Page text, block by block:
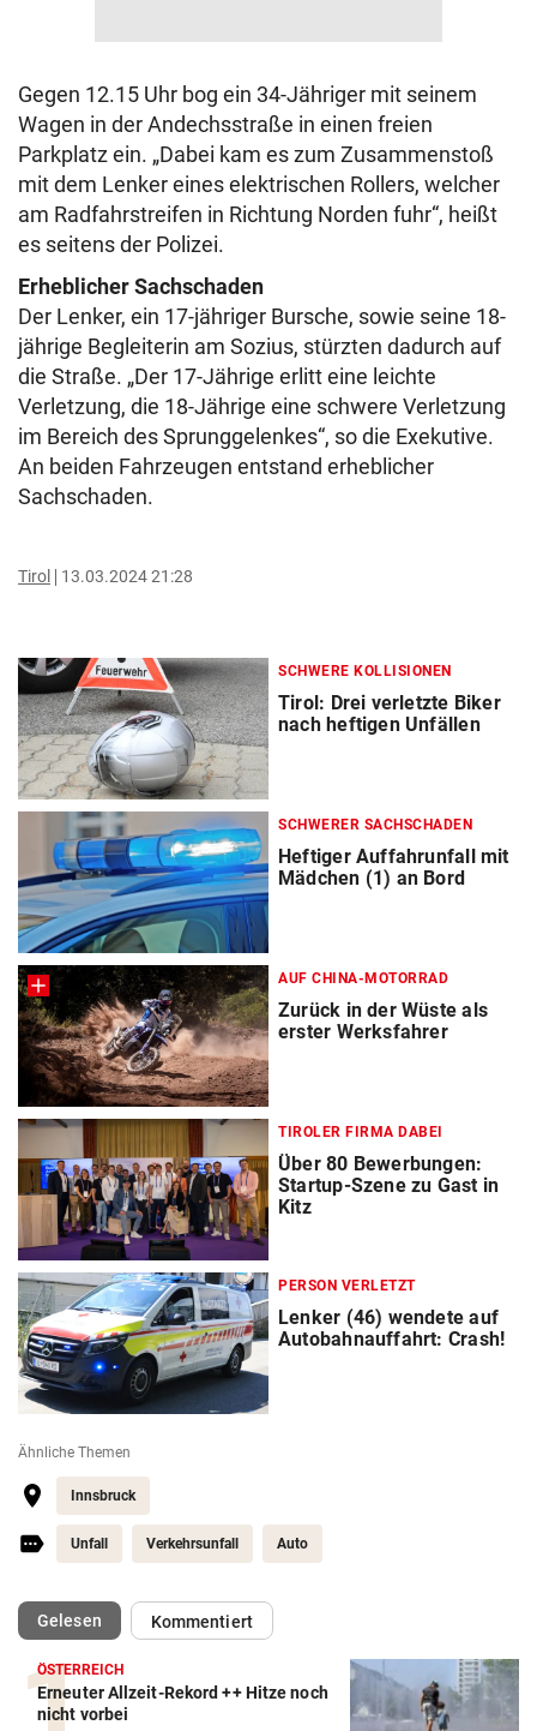
Gegen 12.15 Uhr bog ein 34-Jähriger mit seinem
Wagen in der Andechsstraße in einen freien
Parkplatz ein. „Dabei kam es zum Zusammenstoß
mit dem Lenker eines elektrischen Rollers, welcher
am Radfahrstreifen in Richtung Norden fuhr“, heißt
es seitens der Polizei.
Erheblicher Sachschaden
Der Lenker, ein 17-jähriger Bursche, sowie seine 18-
jährige Begleiterin am Sozius, stürzten dadurch auf
die Straße. „Der 17-Jährige erlitt eine leichte
Verletzung, die 18-Jährige eine schwere Verletzung
im Bereich des Sprunggelenkes“, so die Exekutive.
An beiden Fahrzeugen entstand erheblicher
Sachschaden.
Tirol 13.03.2024 21:28
SCHWERE KOLLISIONEN
Tirol: Drei verletzte Biker
nach heftigen Unfällen
SCHWERER SACHSCHADEN
Heftiger Auffahrunfall mit
Mädchen (1) an Bord
AUF CHINA-MOTORRAD
Zurück in der Wüste als
erster Werksfahrer
TIROLER FIRMA DABEI
Über 80 Bewerbungen:
Startup-Szene zu Gast in
Kitz
PERSON VERLETZT
Lenker (46) wendete auf
Autobahnauffahrt: Crash!
Ähnliche Themen
Innsbruck
Unfall Verkehrsunfall Auto
Gelesen(ausgewählt)Kommentiert
ÖSTERREICH
Erneuter Allzeit-Rekord ++ Hitze noch
nicht vorbei